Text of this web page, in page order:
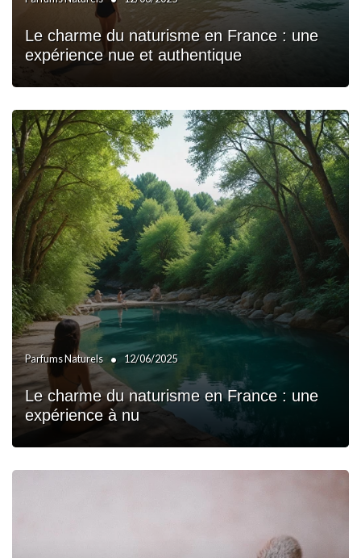
Le charme du naturisme en France : une
expérience nue et authentique
Parfums Naturels • 12/06/2025
Le charme du naturisme en France : une
expérience à nu